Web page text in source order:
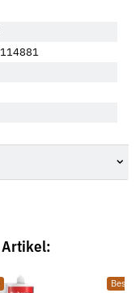
Artikel: